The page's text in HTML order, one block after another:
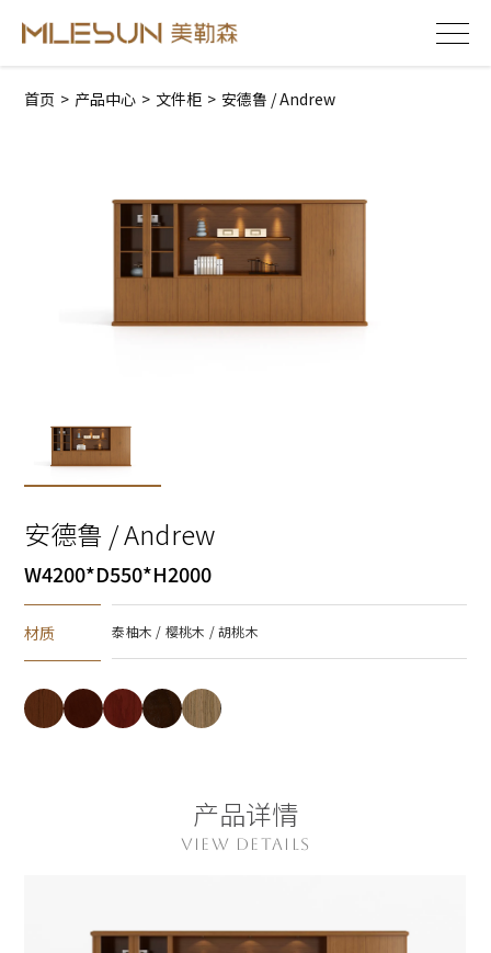
首页 > 产品中心 > 文件柜 > 安德鲁 / Andrew
安德鲁 / Andrew
W4200*D550*H2000
材质 泰柚木 / 樱桃木 / 胡桃木
产品详情
VIEW DETAILS